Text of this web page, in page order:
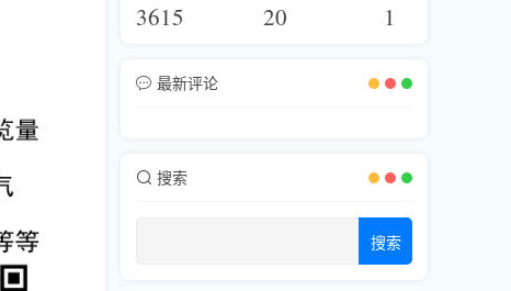
3615 20 1
最新评论
搜索
搜索